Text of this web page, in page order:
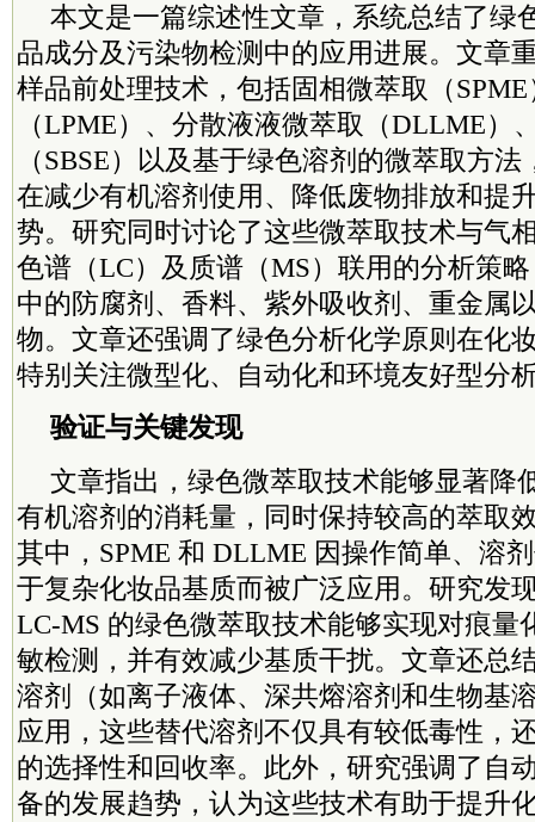
本文是一篇综述性文章，系统总结了绿
品成分及污染物检测中的应用进展。文章
样品前处理技术，包括固相微萃取（
（LPME）、分散液液微萃取（DLLME）
（SBSE）以及基于绿色溶剂的微萃取方
在减少有机溶剂使用、降低废物排放和提
势。研究同时讨论了这些微萃取技术与气
色谱（LC）及质谱（MS）联用的分析策
中的防腐剂、香料、紫外吸收剂、重金属
物。文章还强调了绿色分析化学原则在化
特别关注微型化、自动化和环境友好型分
验证与关键发现
文章指出，绿色微萃取技术能够显著降
有机溶剂的消耗量，同时保持较高的萃取
其中，SPME 和 DLLME 因操作简单、溶
于复杂化妆品基质而被广泛应用。研究发
LC-MS 的绿色微萃取技术能够实现对痕量
敏检测，并有效减少基质干扰。文章还总
溶剂（如离子液体、深共熔溶剂和生物基
应用，这些替代溶剂不仅具有较低毒性，
的选择性和回收率。此外，研究强调了自
备的发展趋势，认为这些技术有助于提升